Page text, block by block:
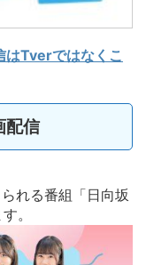
Tverではなくこ
配信
れる番組「日向坂
。